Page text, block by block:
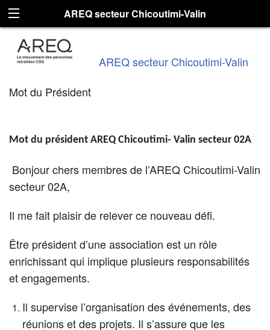
AREQ secteur Chicoutimi-Valin
AREQ secteur Chicoutimi-Valin
Mot du Président
Mot du président AREQ Chicoutimi- Valin secteur 02A
Bonjour chers membres de l’AREQ Chicoutimi-Valin
secteur 02A,
Il me fait plaisir de relever ce nouveau défi.
Être président d’une association est un rôle
enrichissant qui implique plusieurs responsabilités
et engagements.
Il supervise l’organisation des événements, des
réunions et des projets. Il s’assure que les